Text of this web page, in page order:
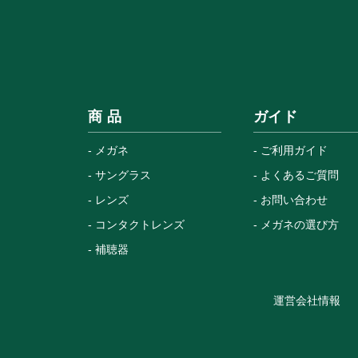
商 品
メガネ
サングラス
レンズ
コンタクトレンズ
補聴器
ガイド
ご利用ガイド
よくあるご質問
お問い合わせ
メガネの選び方
運営会社情報